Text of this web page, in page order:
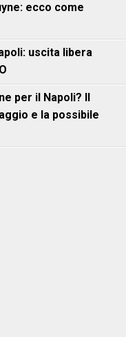
ecco come
uscita libera
per il Napoli? Il
e la possibile